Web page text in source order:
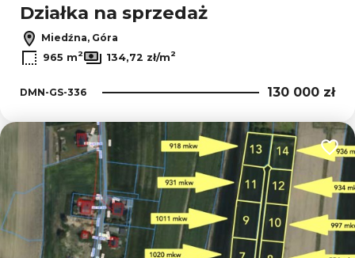
Działka na sprzedaż
Miedźna, Góra
965 m2 134,72 zł/m2
DMN-GS-336 130 000 zł